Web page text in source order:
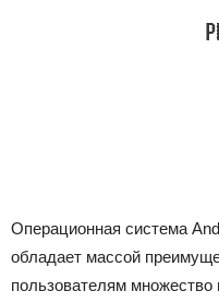
Операционная система
обладает массой
пользователям